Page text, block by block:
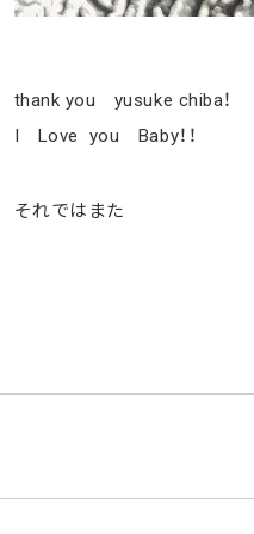
thank you yusuke chiba！
I Love you Baby！！
それではまた